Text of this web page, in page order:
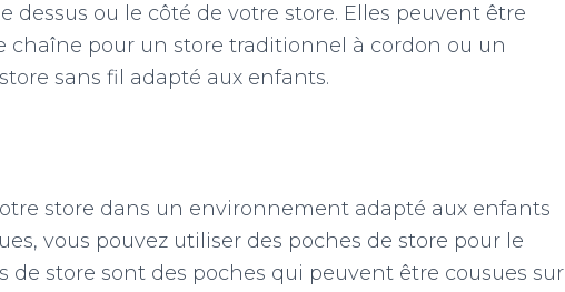
dessus ou le côté de votre store. Elles peuvent être
chaîne pour un store traditionnel à cordon ou un
sans fil adapté aux enfants.
store dans un environnement adapté aux enfants
vous pouvez utiliser des poches de store pour le
de store sont des poches qui peuvent être cousues sur